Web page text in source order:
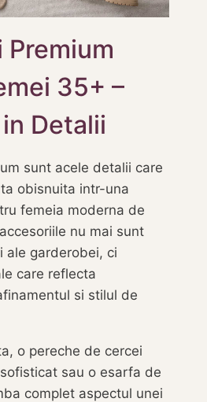
35+ –
Detalii
sunt acele detalii care
obisnuita intr-una
femeia moderna de
nu mai sunt
ale garderobei, ci
care reflecta
si stilul de
o pereche de cercei
sau o esarfa de
complet aspectul unei